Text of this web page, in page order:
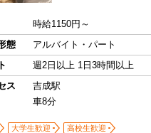
時給1150円～
態
アルバイト・パート
週2日以上 1日3時間以上
ス
吉成駅
車8分
大学生歓迎
高校生歓迎